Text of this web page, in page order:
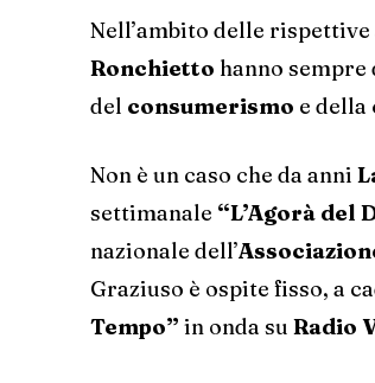
Nell’ambito delle
Ronchietto hanno
del consumerismo e della
Non è un caso che da anni
settimanale “L’Agorà del
nazionale dell’
Graziuso è ospite fisso, a
Tempo” in onda su Radio